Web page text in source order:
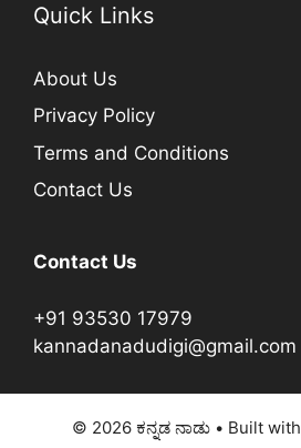
Quick Links
About Us
Privacy Policy
Terms and Conditions
Contact Us
Contact Us
+91 93530 17979
kannadanadudigi@gmail.com
© 2026 ಕನ್ನಡ ನಾಡು • Built with